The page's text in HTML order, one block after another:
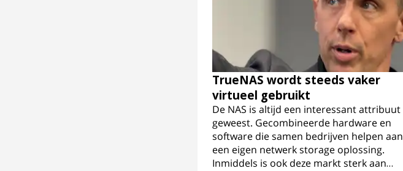
TrueNAS wordt steeds vaker
virtueel gebruikt
De NAS is altijd een interessant attribuut
geweest. Gecombineerde hardware en
software die samen bedrijven helpen aan
een eigen netwerk storage oplossing.
Inmiddels is ook deze markt sterk aan…